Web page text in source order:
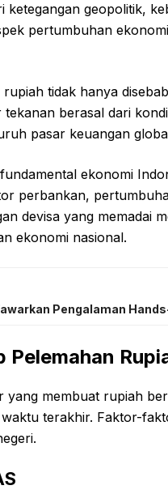
ketegangan geopolitik,
pertumbuhan
rupiah tidak hanya
tekanan berasal dari
pasar keuangan
ekonomi
perbankan,
devisa yang memadai
ekonomi nasional.
Pengalaman
Pelemahan
yang membuat rupiah
terakhir. Faktor-